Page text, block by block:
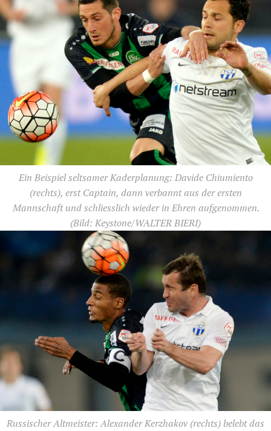
Ein Beispiel seltsamer Kaderplanung: Davide Chiumiento
(rechts), erst Captain, dann verbannt aus der ersten
Mannschaft und schliesslich wieder in Ehren aufgenommen.
(Bild: Keystone/WALTER BIERI)
Russischer Altmeister: Alexander Kerzhakov (rechts) belebt das